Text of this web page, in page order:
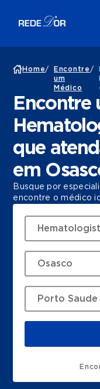
Home/
Encontre
um
Médico
/
Encontre
que
em
Busque por
encontre o médico